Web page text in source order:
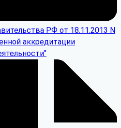
РФ от 18.11.2013 N
аккредитации